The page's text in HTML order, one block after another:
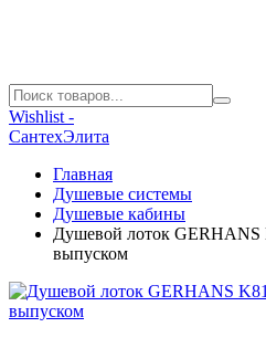
Wishlist -
СантехЭлита
Главная
Душевые системы
Душевые кабины
Душевой лоток GERHANS
выпуском